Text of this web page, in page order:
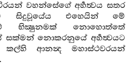
වහන්සේගේ අර්‍හත්‍වය සතර
සිදුවූයේය එහෙයින් මේ
භික්‍ෂුනමක් නොහොත්තේ
නොකරනුයේ අර්‍හත්‍වයට
කල්හි ආනන්‍ද මහාස්ථවරයන්